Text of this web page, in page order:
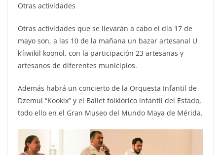
Otras actividades
Otras actividades que se llevarán a cabo el día 17 de
mayo son, a las 10 de la mañana un bazar artesanal U
k’íiwikil koonol, con la participación 23 artesanas y
artesanos de diferentes municipios.
Además habrá un concierto de la Orquesta Infantil de
Dzemul “Kookix” y el Ballet folklórico infantil del Estado,
todo ello en el Gran Museo del Mundo Maya de Mérida.